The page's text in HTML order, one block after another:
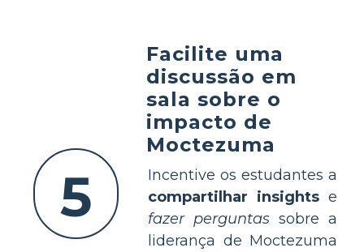
5
Facilite uma
discussão em
sala sobre o
impacto de
Moctezuma
Incentive os estudantes a
compartilhar insights e
fazer perguntas sobre a
liderança de Moctezuma